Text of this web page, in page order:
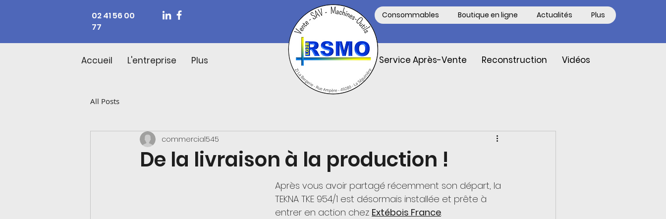
02 41 56 00
77
Consommables Boutique en ligne Actualités Plus
Accueil L'entreprise Plus Service Après-Vente Reconstruction Vidéos
All Posts
De la livraison à la production !
commercial545
Après vous avoir partagé récemment son départ, la
TEKNA TKE 954/1 est désormais installée et prête à
entrer en action chez Extébois France.